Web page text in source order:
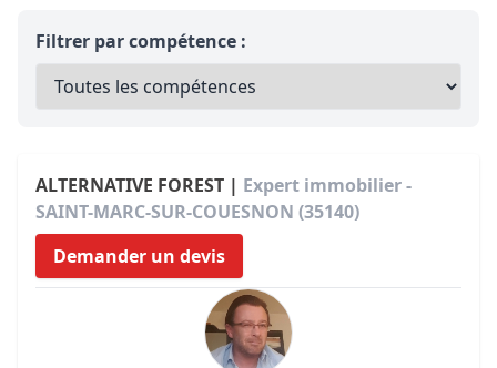
Filtrer par compétence :
ALTERNATIVE FOREST | Expert immobilier -
SAINT-MARC-SUR-COUESNON (35140)
Demander un devis